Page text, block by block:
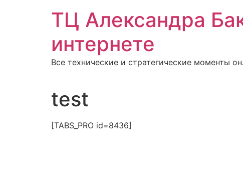
содержимомуТЦ Александра
интернете
Все технические и стратегические моменты
test
[TABS_PRO id=8436]